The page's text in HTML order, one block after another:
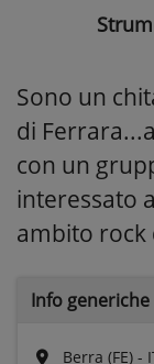
Sono un
di
con un
interessato
ambito rock
Info generiche
Berra (FE) -